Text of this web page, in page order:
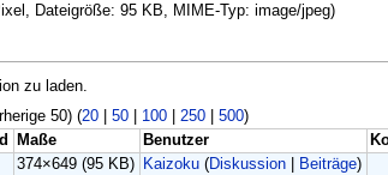
Dateigröße: 95 KB, MIME-Typ: image/jpeg)
zu laden.
50) (20| 50| 100| 250| 500)
Maße Benutzer
374×649(95 KB) Kaizoku (Diskussion Beiträge)